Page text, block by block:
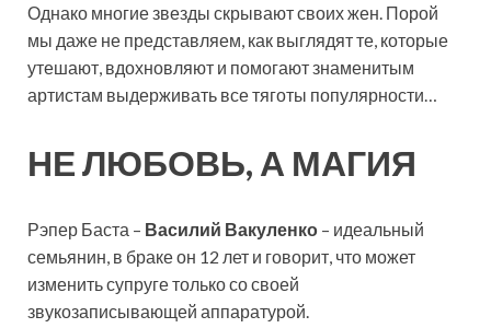
Однако многие звезды скрывают своих жен. Порой
мы даже не представляем, как выглядят те, которые
утешают, вдохновляют и помогают знаменитым
артистам выдерживать все тяготы популярности…
НЕ ЛЮБОВЬ, А МАГИЯ
Рэпер Баста – Василий Вакуленко – идеальный
семьянин, в браке он 12 лет и говорит, что может
изменить супруге только со своей
звукозаписывающей аппаратурой.